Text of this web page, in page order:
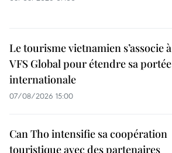
Le tourisme vietnamien s’associe à
VFS Global pour étendre sa portée
internationale
07/08/2026 15:00
Can Tho intensifie sa coopération
touristique avec des partenaires